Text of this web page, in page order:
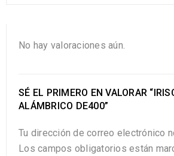
No hay valoraciones aún.
SÉ EL PRIMERO EN VALORAR
ALÁMBRICO DE400”
Tu dirección de correo electrónico
Los campos obligatorios están